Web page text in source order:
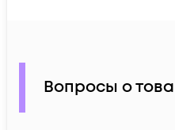
Вопросы о